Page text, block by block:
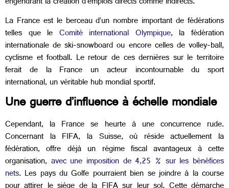
La France est le berceau d’un nombre important de fédérations
telles que le Comité international Olympique, la fédération
internationale de ski-snowboard ou encore celles de volley-ball,
cyclisme et football. Le retour de ces dernières sur le territoire
ferait de la France un acteur incontournable du sport
international, un véritable hub mondial sportif.
Une guerre d’influence à échelle mondiale
Cependant, la France se heurte à une concurrence rude.
Concernant la FIFA, la Suisse, où réside actuellement la
fédération, offre déjà un régime fiscal avantageux à cette
organisation, avec une imposition de 4,25 % sur les bénéfices
nets. Les pays du Golfe pourraient bien se joindre à la course